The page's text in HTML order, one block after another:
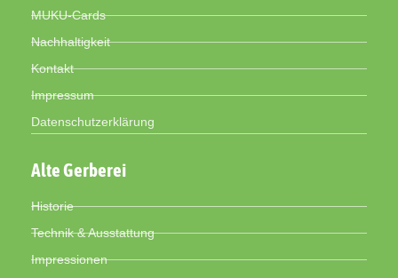
MUKU-Cards
Nachhaltigkeit
Kontakt
Impressum
Datenschutzerklärung
Alte Gerberei
Historie
Technik & Ausstattung
Impressionen